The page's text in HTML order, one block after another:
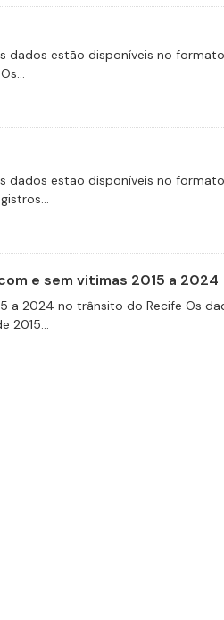
estão disponíveis no
dados estão disponíveis no
e sem vitimas 2015 a 2024
a 2024 no trânsito do Recife Os
2015...